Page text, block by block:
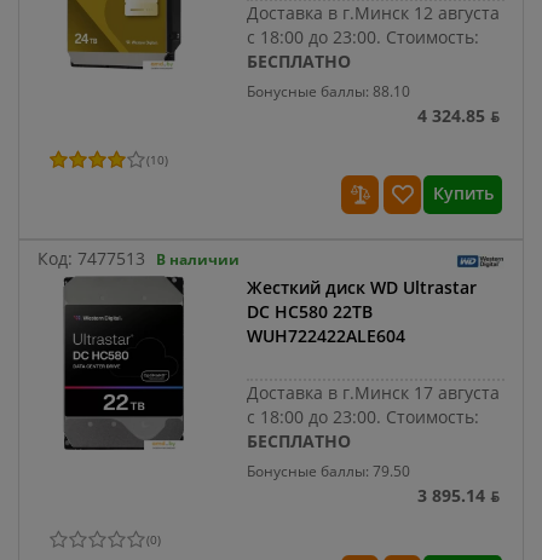
Доставка в г.Минск 12 августа
с 18:00 до 23:00. Стоимость:
БЕСПЛАТНО
Бонусные баллы: 88.10
4 324.85 ƃ
(10)
Купить
Код: 7477513 В наличии
Жесткий диск WD Ultrastar
DC HC580 22TB
WUH722422ALE604
Доставка в г.Минск 17 августа
с 18:00 до 23:00. Стоимость:
БЕСПЛАТНО
Бонусные баллы: 79.50
3 895.14 ƃ
(0)